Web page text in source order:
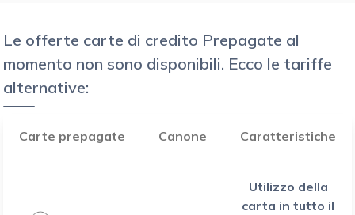
Le offerte carte di credito Prepagate al
momento non sono disponibili. Ecco le tariffe
alternative:
Carte prepagate Canone Caratteristiche
Utilizzo della
carta in tutto il